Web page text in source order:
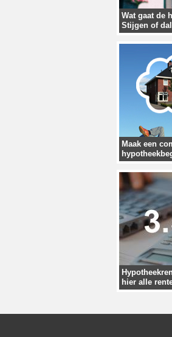
Wat gaat de
Stijgen of
Maak een
hier alle